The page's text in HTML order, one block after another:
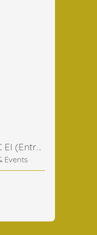
Frederic LECLERC EI (Entreprise Individuelle)
Events